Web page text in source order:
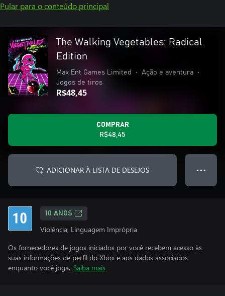
Pular para o conteúdo principal
The Walking Vegetables: Radical
Edition
Max Ent Games Limited • Ação e aventura
•
Jogos de tiros
R$48,45
COMPRAR
R$48,45
ADICIONAR À LISTA DE DESEJOS ● ● ●
10 ANOS
Violência, Linguagem Imprópria
Os fornecedores de jogos iniciados por você recebem acesso às
suas informações de perfil do Xbox e aos dados associados
enquanto você joga. Saiba mais